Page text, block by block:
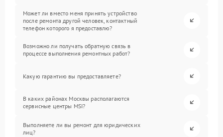
Может ли вместо меня принять устройство
после ремонта другой человек, контактный
телефон которого я предоставлю?
Возможно ли получать обратную связь в
процессе выполнения ремонтных работ?
Какую гарантию вы предоставляете?
В каких районах Москвы располагаются
сервисные центры MSI?
Выполняете ли вы ремонт для юридических
лиц?